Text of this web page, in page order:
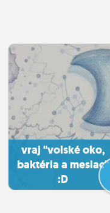
vraj "volské oko,
baktéria a mesiac"
:D